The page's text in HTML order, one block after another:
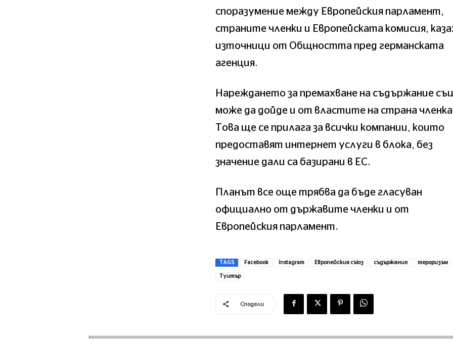
споразумение между Европейския парламент,
страните членки и Европейската комисия,
източници от Общността пред германската
агенция.
Нареждането за премахване на съдържание
може да дойде и от властите на страна
Това ще се прилага за всички компании, които
предоставят интернет услуги в блока, без
значение дали са базирани в ЕС.
Планът все още трябва да бъде гласуван
официално от държавите членки и от
Европейския парламент.
TAGS Facebook Instagram Европейския съюз съдържание тероризъм
Туитър
Сподели